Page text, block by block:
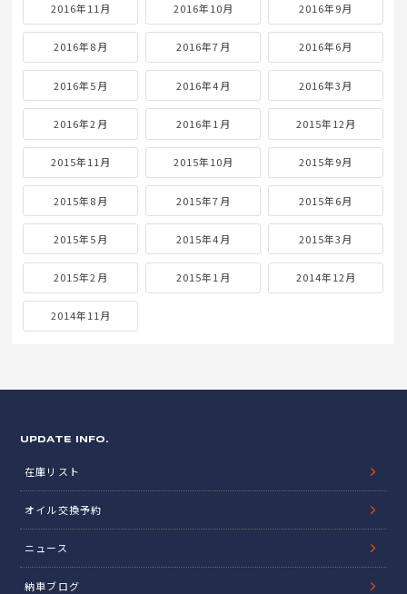
2016年11月 2016年10月 2016年9月
2016年8月 2016年7月 2016年6月
2016年5月 2016年4月 2016年3月
2016年2月 2016年1月 2015年12月
2015年11月 2015年10月 2015年9月
2015年8月 2015年7月 2015年6月
2015年5月 2015年4月 2015年3月
2015年2月 2015年1月 2014年12月
2014年11月
UPDATE INFO.
在庫リスト
オイル交換予約
ニュース
納車ブログ